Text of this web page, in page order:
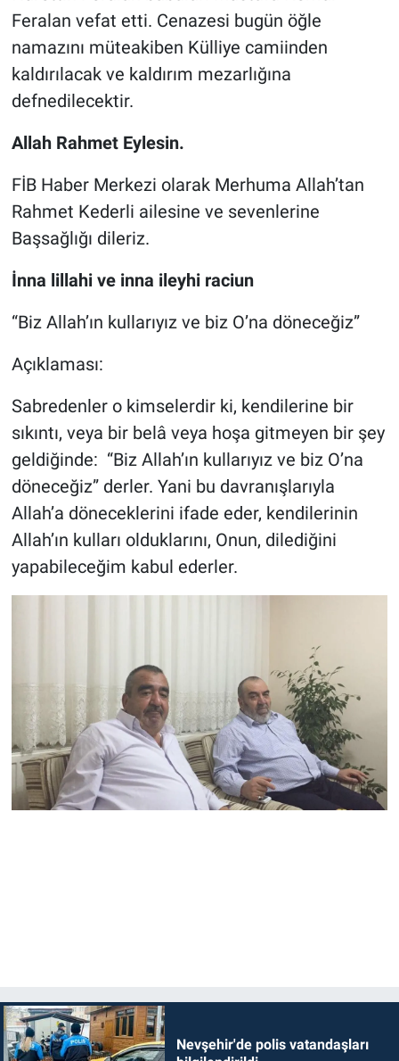
Feralan vefat etti. Cenazesi bugün öğle
namazını müteakiben Külliye camiinden
kaldırılacak ve kaldırım mezarlığına
defnedilecektir.
Allah Rahmet Eylesin.
FİB Haber Merkezi olarak Merhuma Allah’tan
Rahmet Kederli ailesine ve sevenlerine
Başsağlığı dileriz.
İnna lillahi ve inna ileyhi raciun
“Biz Allah’ın kullarıyız ve biz O’na döneceğiz”
Açıklaması:
Sabredenler o kimselerdir ki, kendilerine bir
sıkıntı, veya bir belâ veya hoşa gitmeyen bir şey
geldiğinde: “Biz Allah’ın kullarıyız ve biz O’na
döneceğiz” derler. Yani bu davranışlarıyla
Allah’a döneceklerini ifade eder, kendilerinin
Allah’ın kulları olduklarını, Onun, dilediğini
yapabileceğim kabul ederler.
Nevşehir'de polis vatandaşları
Kayseri
Niğde
Aksaray
Kırşehir
Yerel
Asayiş
Kültür - Sanat
Politika
Magazin
Çevre
Haberde İnsan